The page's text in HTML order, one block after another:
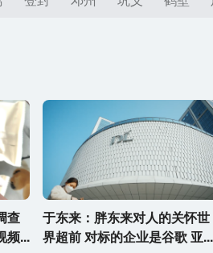
查
频...
于东来：胖东来对人的关怀世
界超前 对标的企业是谷歌 亚...